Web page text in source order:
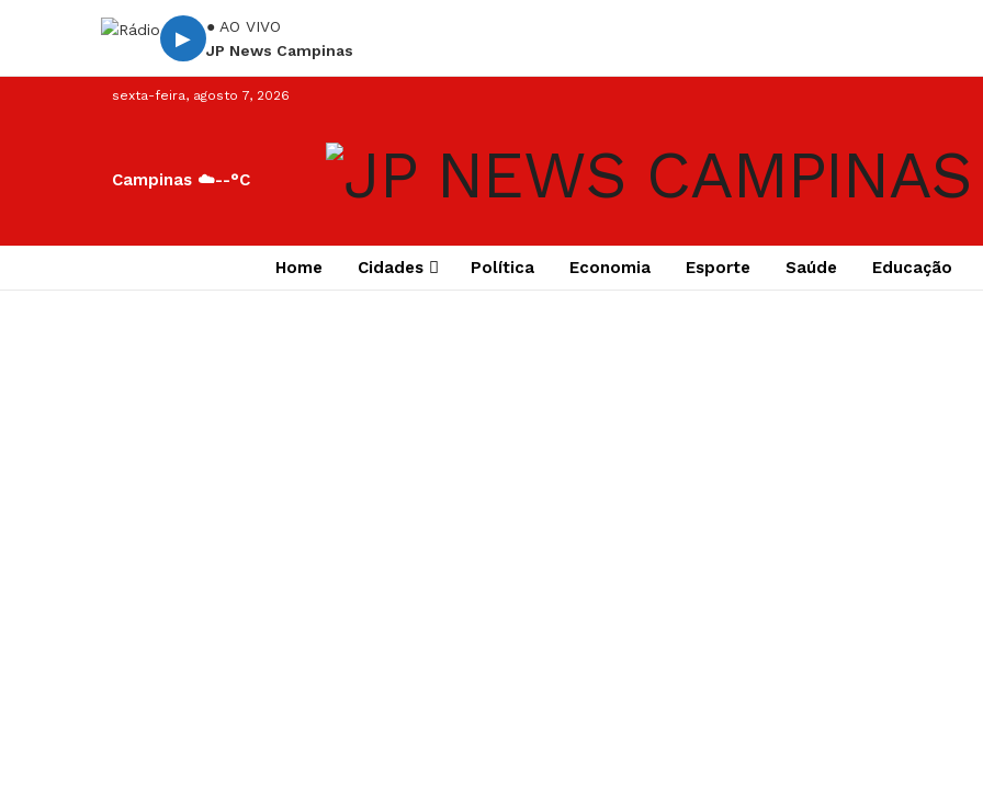
▶
● AO VIVO
JP News Campinas
sexta-feira, agosto 7, 2026
Campinas ☁️--°C
Home Cidades Política Economia Esporte Saúde Educação